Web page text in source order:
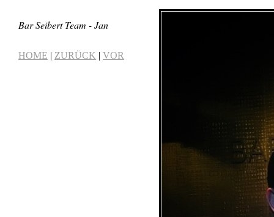
Bar Seibert Team - Jan
HOME | ZURÜCK | VOR